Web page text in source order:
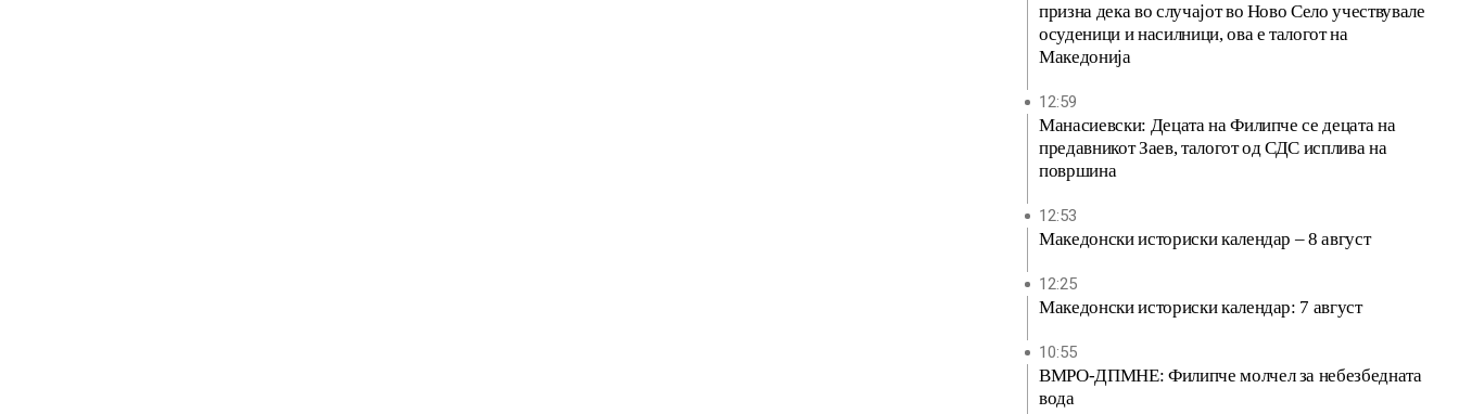
призна дека во случајот во Ново Село учествувале
осуденици и насилници, ова е талогот на
Македонија
12:59
Манасиевски: Децата на Филипче се децата на
предавникот Заев, талогот од СДС исплива на
површина
12:53
Македонски историски календар – 8 август
12:25
Македонски историски календар: 7 август
10:55
ВМРО-ДПМНЕ: Филипче молчел за небезбедната
вода